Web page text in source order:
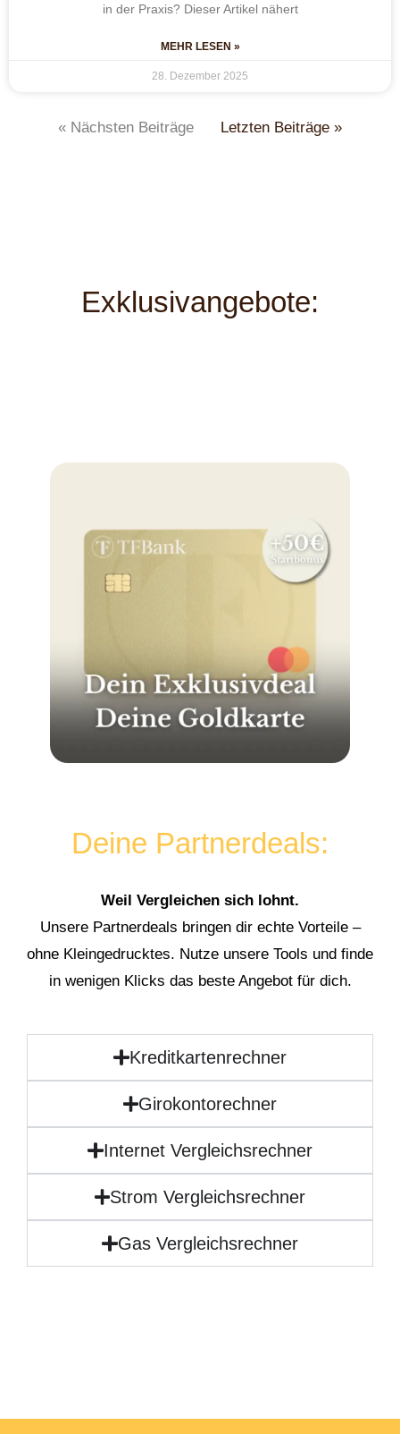
in der Praxis? Dieser Artikel nähert
MEHR LESEN »
28. Dezember 2025
« Nächsten Beiträge Letzten Beiträge »
Exklusivangebote:
Deine Partnerdeals:
Weil Vergleichen sich lohnt.
Unsere Partnerdeals bringen dir echte Vorteile –
ohne Kleingedrucktes. Nutze unsere Tools und finde
in wenigen Klicks das beste Angebot für dich.
Kreditkartenrechner
Girokontorechner
Internet Vergleichsrechner
Strom Vergleichsrechner
Gas Vergleichsrechner